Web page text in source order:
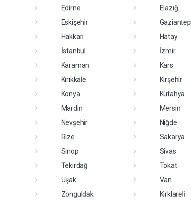
Edirne
Elazığ
Eskişehir
Gaziantep
Hakkari
Hatay
İstanbul
İzmir
Karaman
Kars
Kırıkkale
Kırşehir
Konya
Kütahya
Mardin
Mersin
Nevşehir
Niğde
Rize
Sakarya
Sinop
Sivas
Tekirdağ
Tokat
Uşak
Van
Zonguldak
Kırklareli